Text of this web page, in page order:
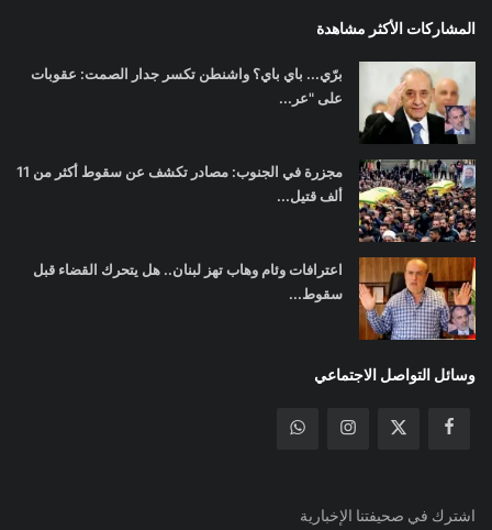
المشاركات الأكثر مشاهدة
برّي... باي باي؟ واشنطن تكسر جدار الصمت: عقوبات
على "عر...
مجزرة في الجنوب: مصادر تكشف عن سقوط أكثر من 11
ألف قتيل...
اعترافات وئام وهاب تهز لبنان.. هل يتحرك القضاء قبل
سقوط...
وسائل التواصل الاجتماعي
اشترك في صحيفتنا الإخبارية